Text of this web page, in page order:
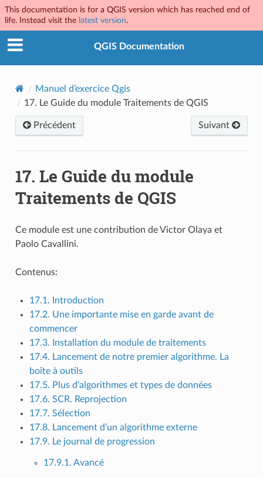
This documentation is for a QGIS version which has reached end of
life. Instead visit the latest version.
QGIS Documentation
Manuel d’exercice Qgis
17. Le Guide du module Traitements de QGIS
Précédent Suivant
17. Le Guide du module
Traitements de QGIS
Ce module est une contribution de Victor Olaya et
Paolo Cavallini.
Contenus:
17.1. Introduction
17.2. Une importante mise en garde avant de
commencer
17.3. Installation du module de traitements
17.4. Lancement de notre premier algorithme. La
boîte à outils
17.5. Plus d’algorithmes et types de données
17.6. SCR. Reprojection
17.7. Sélection
17.8. Lancement d’un algorithme externe
17.9. Le journal de progression
17.9.1. Avancé